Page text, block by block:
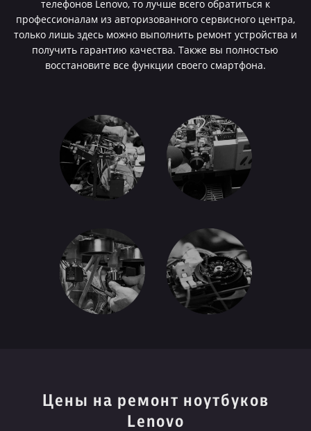
телефонов Lenovo, то лучше всего обратиться к
профессионалам из авторизованного сервисного центра,
только лишь здесь можно выполнить ремонт устройства и
получить гарантию качества. Также вы полностью
восстановите все функции своего смартфона.
Цены на ремонт ноутбуков
Lenovo